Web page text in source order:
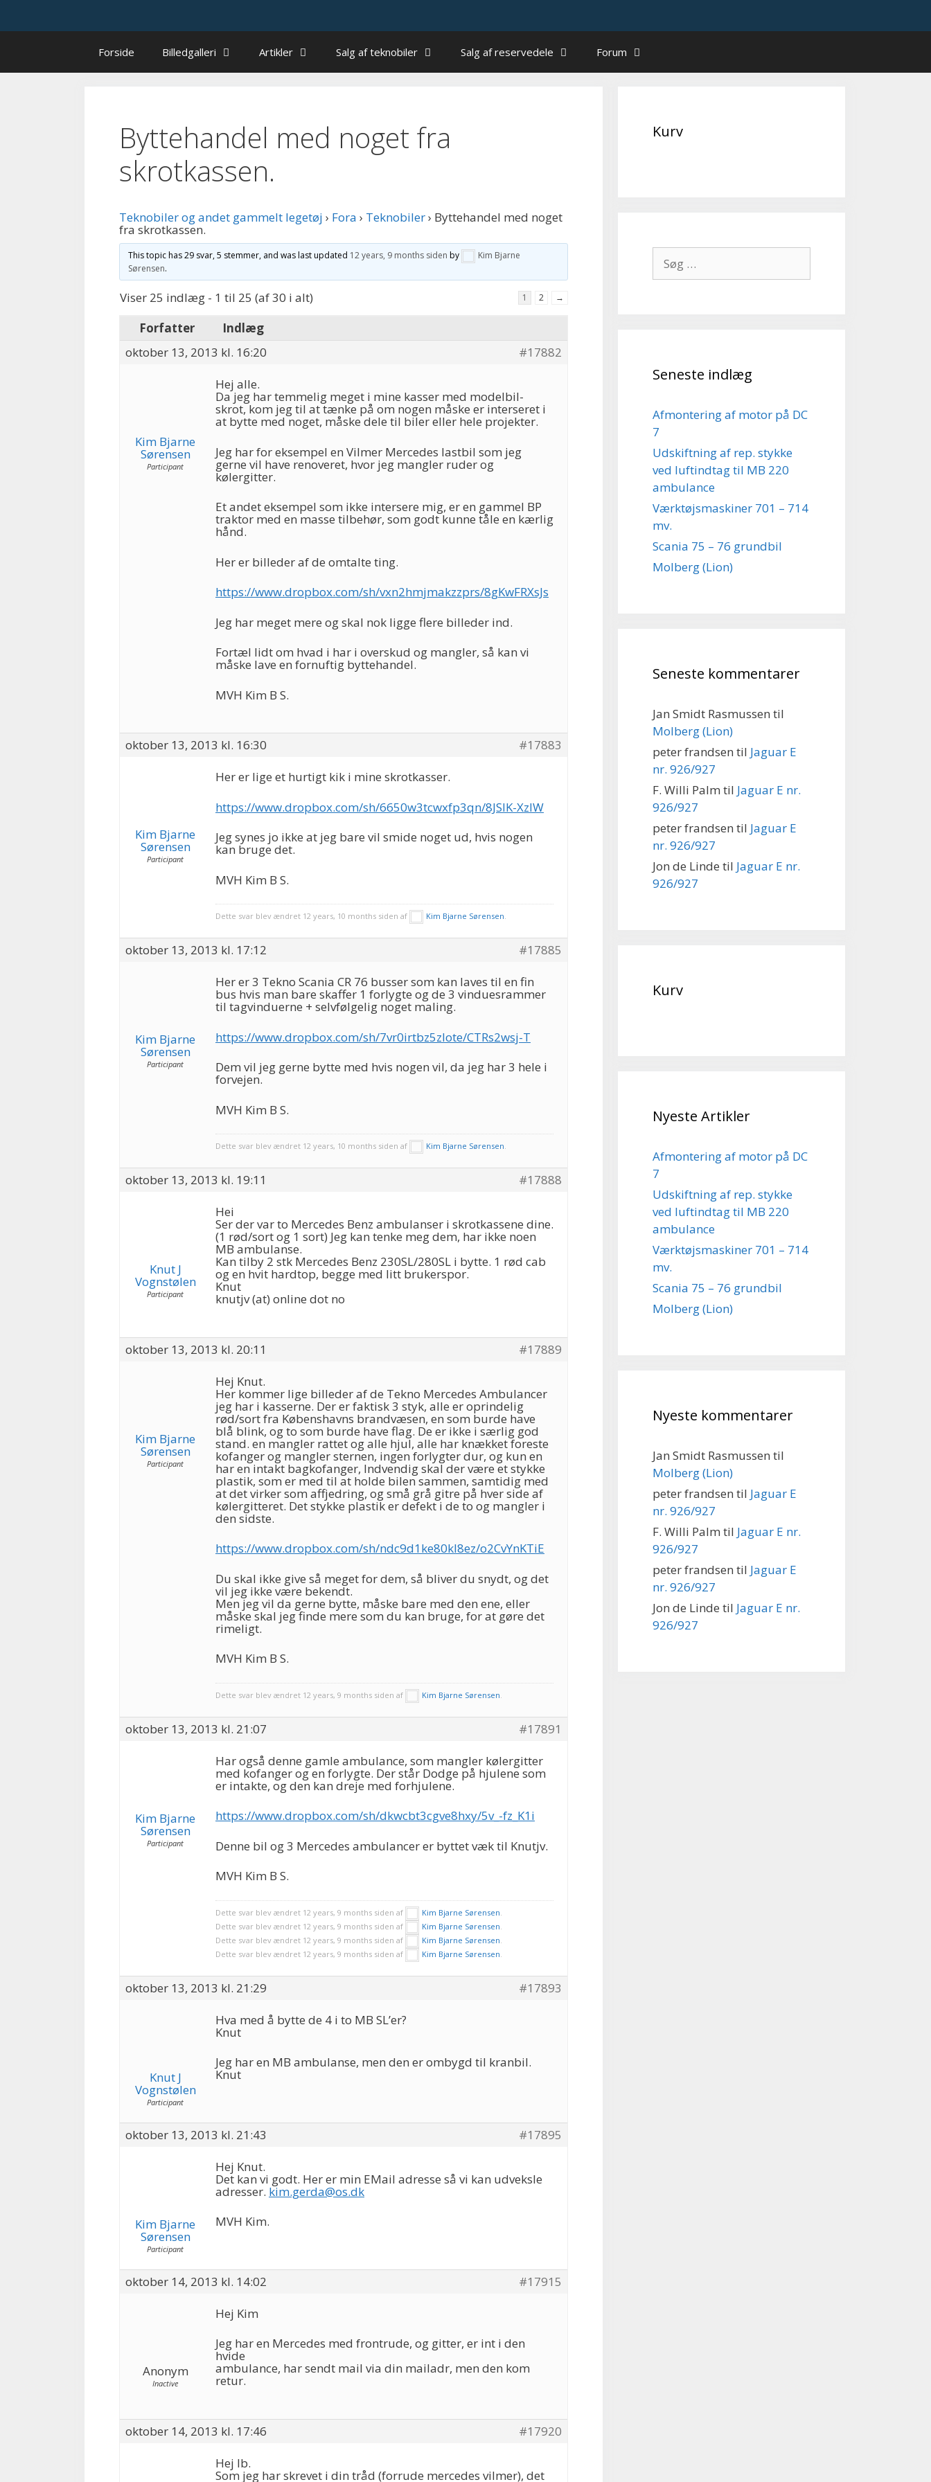
Forside Billedgalleri Artikler Salg af teknobiler Salg af reservedele Forum
Byttehandel med noget fra
skrotkassen.
Teknobiler og andet gammelt legetøj › Fora › Teknobiler› Byttehandel med noget
fra skrotkassen.
This topic has 29 svar, 5 stemmer, and was last updated 12 years, 9 months siden by
Kim Bjarne
Sørensen.
Viser 25 indlæg - 1 til 25 (af 30 i alt) 1 2 →
Forfatter
Indlæg
oktober 13, 2013 kl. 16:20
#17882
Kim Bjarne
Sørensen
Participant
Hej alle.
Da jeg har temmelig meget i mine kasser med modelbil-
skrot, kom jeg til at tænke på om nogen måske er interseret i
at bytte med noget, måske dele til biler eller hele projekter.
Jeg har for eksempel en Vilmer Mercedes lastbil som jeg
gerne vil have renoveret, hvor jeg mangler ruder og
kølergitter.
Et andet eksempel som ikke intersere mig, er en gammel BP
traktor med en masse tilbehør, som godt kunne tåle en kærlig
hånd.
Her er billeder af de omtalte ting.
https://www.dropbox.com/sh/vxn2hmjmakzzprs/8gKwFRXsJs
Jeg har meget mere og skal nok ligge flere billeder ind.
Fortæl lidt om hvad i har i overskud og mangler, så kan vi
måske lave en fornuftig byttehandel.
MVH Kim B S.
oktober 13, 2013 kl. 16:30 #17883
Kim Bjarne
Sørensen
Participant
Her er lige et hurtigt kik i mine skrotkasser.
https://www.dropbox.com/sh/6650w3tcwxfp3qn/8JSlK-XzlW
Jeg synes jo ikke at jeg bare vil smide noget ud, hvis nogen
kan bruge det.
MVH Kim B S.
Dette svar blev ændret 12 years, 10 months siden af Kim Bjarne Sørensen.
oktober 13, 2013 kl. 17:12 #17885
Kim Bjarne
Sørensen
Participant
Her er 3 Tekno Scania CR 76 busser som kan laves til en fin
bus hvis man bare skaffer 1 forlygte og de 3 vinduesrammer
til tagvinduerne + selvfølgelig noget maling.
https://www.dropbox.com/sh/7vr0irtbz5zlote/CTRs2wsj-T
Dem vil jeg gerne bytte med hvis nogen vil, da jeg har 3 hele i
forvejen.
MVH Kim B S.
Dette svar blev ændret 12 years, 10 months siden af Kim Bjarne Sørensen.
oktober 13, 2013 kl. 19:11 #17888
Knut J
Vognstølen
Participant
Hei
Ser der var to Mercedes Benz ambulanser i skrotkassene dine.
(1 rød/sort og 1 sort) Jeg kan tenke meg dem, har ikke noen
MB ambulanse.
Kan tilby 2 stk Mercedes Benz 230SL/280SL i bytte. 1 rød cab
og en hvit hardtop, begge med litt brukerspor.
Knut
knutjv (at) online dot no
oktober 13, 2013 kl. 20:11 #17889
Kim Bjarne
Sørensen
Participant
Hej Knut.
Her kommer lige billeder af de Tekno Mercedes Ambulancer
jeg har i kasserne. Der er faktisk 3 styk, alle er oprindelig
rød/sort fra Købenshavns brandvæsen, en som burde have
blå blink, og to som burde have flag. De er ikke i særlig god
stand. en mangler rattet og alle hjul, alle har knækket foreste
kofanger og mangler sternen, ingen forlygter dur, og kun en
har en intakt bagkofanger, Indvendig skal der være et stykke
plastik, som er med til at holde bilen sammen, samtidig med
at det virker som affjedring, og små grå gitre på hver side af
kølergitteret. Det stykke plastik er defekt i de to og mangler i
den sidste.
https://www.dropbox.com/sh/ndc9d1ke80kl8ez/o2CvYnKTiE
Du skal ikke give så meget for dem, så bliver du snydt, og det
vil jeg ikke være bekendt.
Men jeg vil da gerne bytte, måske bare med den ene, eller
måske skal jeg finde mere som du kan bruge, for at gøre det
rimeligt.
MVH Kim B S.
Dette svar blev ændret 12 years, 9 months siden af Kim Bjarne Sørensen
oktober 13, 2013 kl. 21:07 #17891
Kim Bjarne
Sørensen
Participant
Har også denne gamle ambulance, som mangler kølergitter
med kofanger og en forlygte. Der står Dodge på hjulene som
er intakte, og den kan dreje med forhjulene.
https://www.dropbox.com/sh/dkwcbt3cgve8hxy/5v_-fz_K1i
Denne bil og 3 Mercedes ambulancer er byttet væk til Knutjv.
MVH Kim B S.
Dette svar blev ændret 12 years, 9 months siden af Kim Bjarne Sørensen
Dette svar blev ændret 12 years, 9 months siden af
Kim Bjarne Sørensen
Dette svar blev ændret 12 years, 9 months siden af
Kim Bjarne Sørensen
Dette svar blev ændret 12 years, 9 months siden af
Kim Bjarne Sørensen
oktober 13, 2013 kl. 21:29 #17893
Knut J
Vognstølen
Participant
Hva med å bytte de 4 i to MB SL’er?
Knut
Jeg har en MB ambulanse, men den er ombygd til kranbil.
Knut
oktober 13, 2013 kl. 21:43 #17895
Kim Bjarne
Sørensen
Participant
Hej Knut.
Det kan vi godt. Her er min EMail adresse så vi kan udveksle
adresser. kim.gerda@os.dk
MVH Kim.
oktober 14, 2013 kl. 14:02 #17915
Anonym
Inactive
Hej Kim
Jeg har en Mercedes med frontrude, og gitter, er int i den
hvide
ambulance, har sendt mail via din mailadr, men den kom
retur.
oktober 14, 2013 kl. 17:46
#17920
Hej Ib.
Som jeg har skrevet i din tråd (forrude mercedes vilmer), det
Kurv
efter:
Seneste indlæg
Afmontering af motor på DC
7
Udskiftning af rep. stykke
ved luftindtag til MB 220
ambulance
Værktøjsmaskiner 701 – 714
mv.
Scania 75 – 76 grundbil
Molberg (Lion)
Seneste kommentarer
Jan Smidt Rasmussen til
Molberg (Lion)
peter frandsen til Jaguar E
nr. 926/927
F. Willi Palm til Jaguar E nr.
926/927
peter frandsen til Jaguar E
nr. 926/927
Jon de Linde til Jaguar E nr.
926/927
Kurv
Nyeste Artikler
Afmontering af motor på DC
7
Udskiftning af rep. stykke
ved luftindtag til MB 220
ambulance
Værktøjsmaskiner 701 – 714
mv.
Scania 75 – 76 grundbil
Molberg (Lion)
Nyeste kommentarer
Jan Smidt Rasmussen til
Molberg (Lion)
peter frandsen til Jaguar E
nr. 926/927
F. Willi Palm til Jaguar E nr.
926/927
peter frandsen til Jaguar E
nr. 926/927
Jon de Linde til Jaguar E nr.
926/927